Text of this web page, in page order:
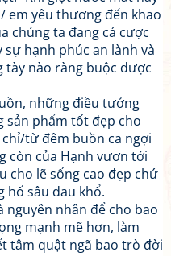
em yêu thương đến khao
chúng ta đang cá cược
hạnh phúc an lành và
tày nào ràng buộc được
những điều tưởng
sản phẩm tốt đẹp cho
chỉ/từ đêm buồn ca ngợi
còn của Hạnh vươn tới
cho lẽ sống cao đẹp chứ
hố sâu đau khổ.
nguyên nhân để cho bao
mạnh mẽ hơn, làm
tâm quật ngã bao trò đời